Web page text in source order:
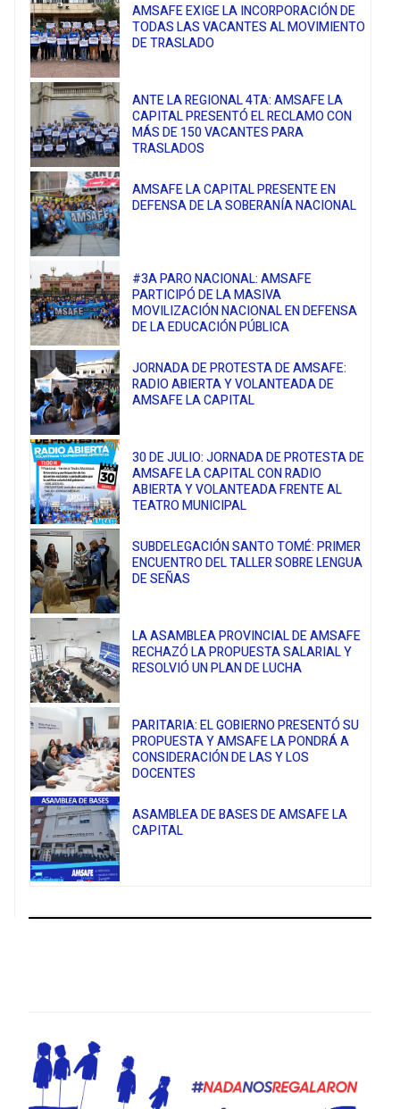
AMSAFE EXIGE LA INCORPORACIÓN DE
TODAS LAS VACANTES AL MOVIMIENTO
DE TRASLADO
ANTE LA REGIONAL 4TA: AMSAFE LA
CAPITAL PRESENTÓ EL RECLAMO CON
MÁS DE 150 VACANTES PARA
TRASLADOS
AMSAFE LA CAPITAL PRESENTE EN
DEFENSA DE LA SOBERANÍA NACIONAL
#3A PARO NACIONAL: AMSAFE
PARTICIPÓ DE LA MASIVA
MOVILIZACIÓN NACIONAL EN DEFENSA
DE LA EDUCACIÓN PÚBLICA
JORNADA DE PROTESTA DE AMSAFE:
RADIO ABIERTA Y VOLANTEADA DE
AMSAFE LA CAPITAL
30 DE JULIO: JORNADA DE PROTESTA DE
AMSAFE LA CAPITAL CON RADIO
ABIERTA Y VOLANTEADA FRENTE AL
TEATRO MUNICIPAL
SUBDELEGACIÓN SANTO TOMÉ: PRIMER
ENCUENTRO DEL TALLER SOBRE LENGUA
DE SEÑAS
LA ASAMBLEA PROVINCIAL DE AMSAFE
RECHAZÓ LA PROPUESTA SALARIAL Y
RESOLVIÓ UN PLAN DE LUCHA
PARITARIA: EL GOBIERNO PRESENTÓ SU
PROPUESTA Y AMSAFE LA PONDRÁ A
CONSIDERACIÓN DE LAS Y LOS
DOCENTES
ASAMBLEA DE BASES DE AMSAFE LA
CAPITAL